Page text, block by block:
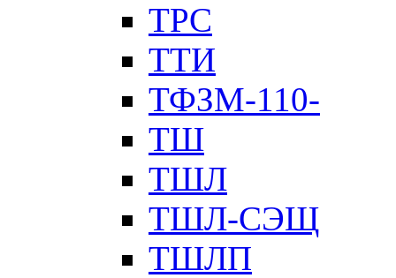
ТРС
ТТИ
ТФЗМ-110-
ТШ
ТШЛ
ТШЛ-СЭЩ
ТШЛП